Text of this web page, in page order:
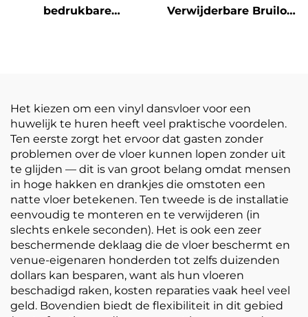
bedrukbare
Verwijderbare Bruiloft
Het kiezen om een vinyl dansvloer voor een
huwelijk te huren heeft veel praktische voordelen.
Ten eerste zorgt het ervoor dat gasten zonder
problemen over de vloer kunnen lopen zonder uit
te glijden — dit is van groot belang omdat mensen
in hoge hakken en drankjes die omstoten een
natte vloer betekenen. Ten tweede is de installatie
eenvoudig te monteren en te verwijderen (in
slechts enkele seconden). Het is ook een zeer
beschermende deklaag die de vloer beschermt en
venue-eigenaren honderden tot zelfs duizenden
dollars kan besparen, want als hun vloeren
beschadigd raken, kosten reparaties vaak heel veel
geld. Bovendien biedt de flexibiliteit in dit gebied